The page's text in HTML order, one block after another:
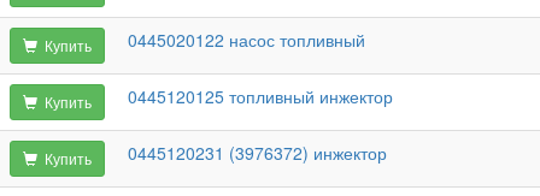
Купить 0445020122 насос топливный
Купить 0445120125 топливный инжектор
Купить 0445120231 (3976372) инжектор